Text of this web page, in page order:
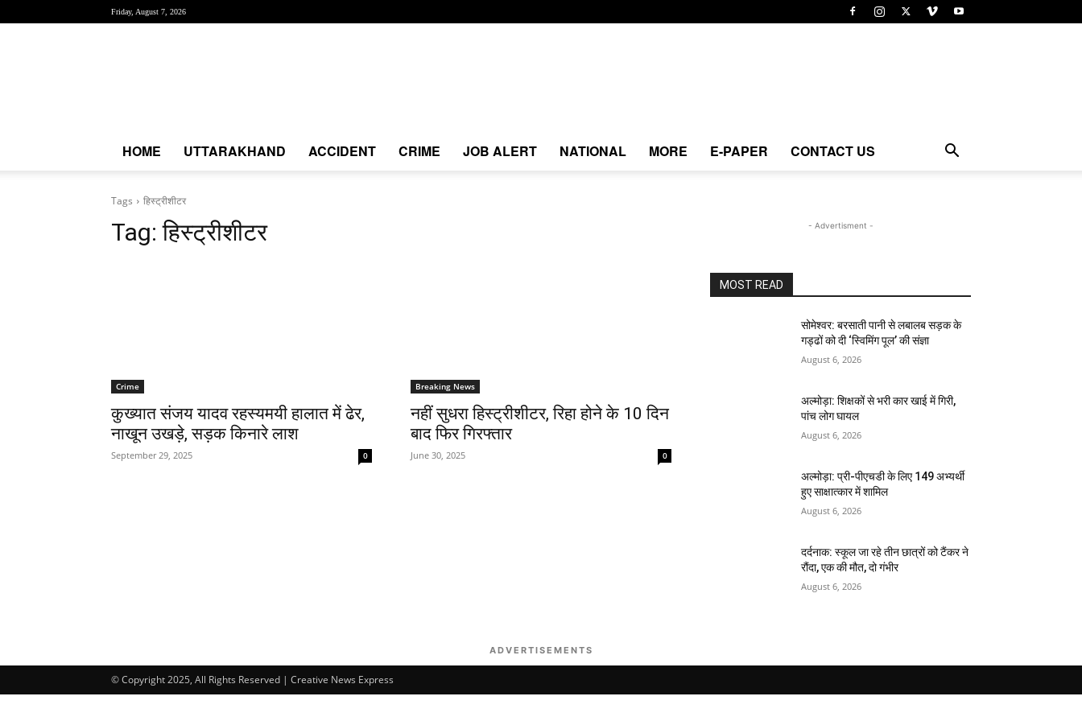
Friday, August 7, 2026
HOME UTTARAKHAND ACCIDENT CRIME JOB ALERT NATIONAL MORE E-PAPER CONTACT US
Tags हिस्ट्रीशीटर
Tag:हिस्ट्रीशीटर
Crime
कुख्यात संजय यादव रहस्यमयी हालात में ढेर,
नाखून उखड़े, सड़क किनारे लाश
September 29, 2025 0
Breaking News
नहीं सुधरा हिस्ट्रीशीटर, रिहा होने के 10 दिन
बाद फिर गिरफ्तार
June 30, 2025 0
- Advertisment -
MOST READ
सोमेश्वर: बरसाती पानी से लबालब सड़क के
गड्ढों को दी ‘स्विमिंग पूल’ की संज्ञा
August 6, 2026
अल्मोड़ा: शिक्षकों से भरी कार खाई में गिरी,
पांच लोग घायल
August 6, 2026
अल्मोड़ा: प्री-पीएचडी के लिए 149 अभ्यर्थी
हुए साक्षात्कार में शामिल
August 6, 2026
दर्दनाक: स्कूल जा रहे तीन छात्रों को टैंकर ने
रौंदा, एक की मौत, दो गंभीर
August 6, 2026
ADVERTISEMENTS
© Copyright 2025, All Rights Reserved | Creative News Express